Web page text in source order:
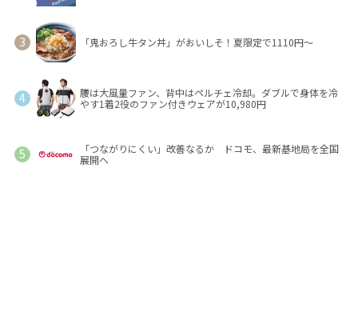
「鬼おろし牛タン丼」がおいしそ！夏限定で1110円～
腰は大風量ファン、背中はペルチェ冷却。ダブルで身体を冷
やす1着2役のファン付きウェアが10,980円
「つながりにくい」改善なるか ドコモ、最新基地局を全国
展開へ